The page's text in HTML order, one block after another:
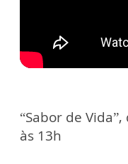
“Sabor de
às 13h